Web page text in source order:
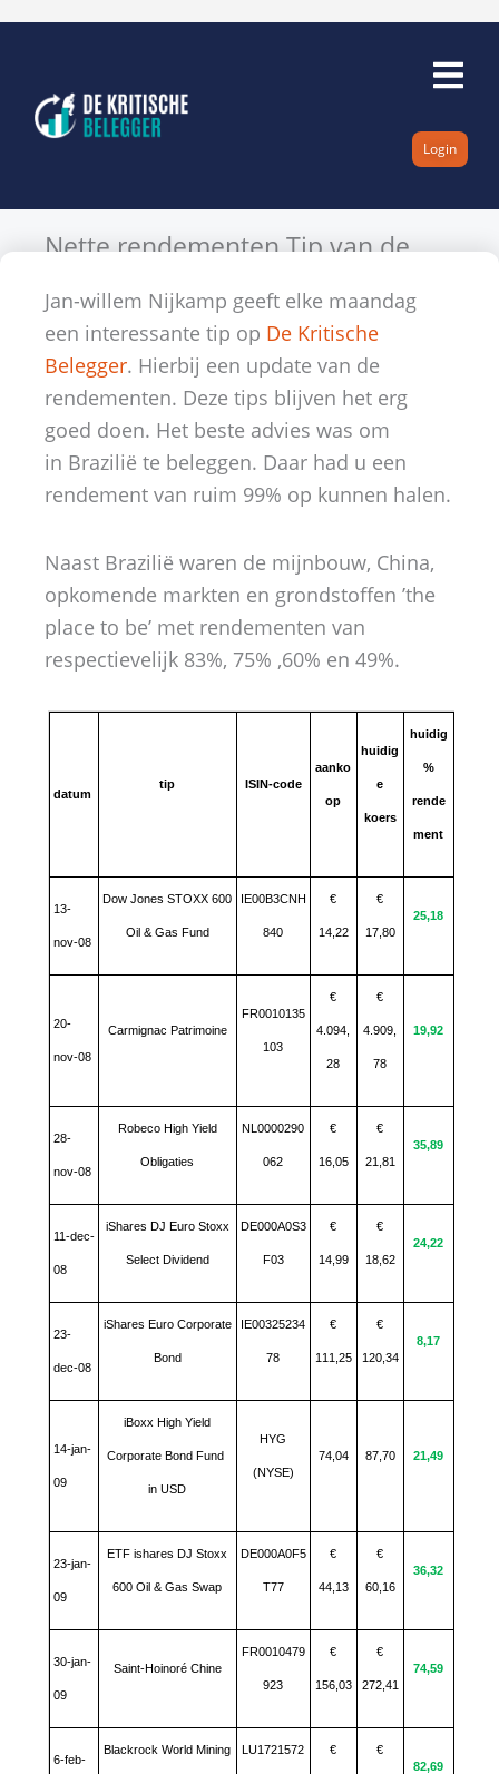
inhoud
Login
Nette rendementen Tip van de
Door Satilmis Ersintepe 31 december 2009 Geen reactiesrendementen
Jan-willem Nijkamp geeft elke maandag
een interessante tip op De Kritische
Belegger. Hierbij een update van de
rendementen. Deze tips blijven het erg
goed doen. Het beste advies was om
in Brazilië te beleggen. Daar had u een
rendement van ruim 99% op kunnen halen.
Naast Brazilië waren de mijnbouw, China,
opkomende markten en grondstoffen ’the
place to be’ met rendementen van
respectievelijk 83%, 75% ,60% en 49%.
datum
tip ISIN-code
aanko
op
huidig
e
koers
huidig
%
rende
ment
13-
nov-08
Dow Jones STOXX 600
Oil & Gas Fund
IE00B3CNH
840
€
14,22
€
17,80
25,18
20-
nov-08
Carmignac Patrimoine
FR0010135
103
€
4.094,
28
€
4.909,
78
19,92
28-
nov-08
Robeco High Yield
Obligaties
NL0000290
062
€
16,05
€
21,81
35,89
11-dec-
08
iShares DJ Euro Stoxx
Select Dividend
DE000A0S3
F03
€
14,99
€
18,62
24,22
23-
dec-08
iShares Euro Corporate
Bond
IE00325234
78
€
111,25
€
120,34
8,17
14-jan-
09
iBoxx High Yield
Corporate Bond Fund
in USD
HYG
(NYSE)
74,04 87,70 21,49
23-jan-
09
ETF ishares DJ Stoxx
600 Oil & Gas Swap
DE000A0F5
T77
€
44,13
€
60,16
36,32
30-jan-
09
Saint-Hoinoré Chine
FR0010479
923
€
156,03
€
272,41
74,59
6-feb-
Blackrock World Mining LU1721572 € €
82,69